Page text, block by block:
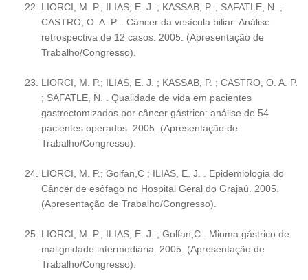
LIORCI, M. P.; ILIAS, E. J. ; KASSAB, P. ; SAFATLE, N. ;
CASTRO, O. A. P. . Câncer da vesícula biliar: Análise
retrospectiva de 12 casos. 2005. (Apresentação de
Trabalho/Congresso).
LIORCI, M. P.; ILIAS, E. J. ; KASSAB, P. ; CASTRO, O. A. P.
; SAFATLE, N. . Qualidade de vida em pacientes
gastrectomizados por câncer gástrico: análise de 54
pacientes operados. 2005. (Apresentação de
Trabalho/Congresso).
LIORCI, M. P.; Golfan,C ; ILIAS, E. J. . Epidemiologia do
Câncer de esôfago no Hospital Geral do Grajaú. 2005.
(Apresentação de Trabalho/Congresso).
LIORCI, M. P.; ILIAS, E. J. ; Golfan,C . Mioma gástrico de
malignidade intermediária. 2005. (Apresentação de
Trabalho/Congresso).